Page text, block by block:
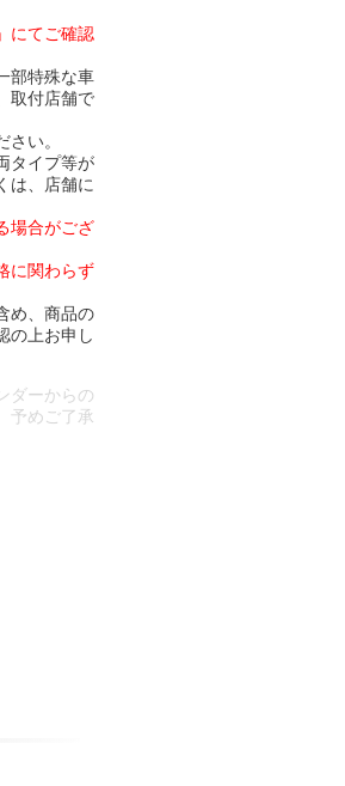
にてご確認
部特殊な車
取付店舗で
い。
タイプ等が
は、店舗に
場合がござ
に関わらず
め、商品の
の上お申し
ダーからの
予めご了承